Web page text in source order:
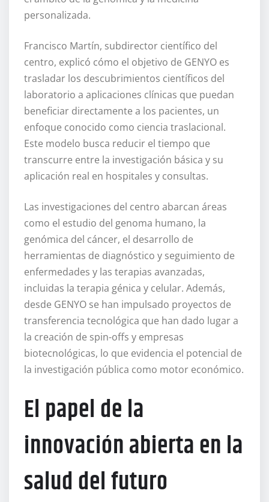
personalizada.
Francisco Martín, subdirector científico del
centro, explicó cómo el objetivo de GENYO es
trasladar los descubrimientos científicos del
laboratorio a aplicaciones clínicas que puedan
beneficiar directamente a los pacientes, un
enfoque conocido como ciencia traslacional.
Este modelo busca reducir el tiempo que
transcurre entre la investigación básica y su
aplicación real en hospitales y consultas.
Las investigaciones del centro abarcan áreas
como el estudio del genoma humano, la
genómica del cáncer, el desarrollo de
herramientas de diagnóstico y seguimiento de
enfermedades y las terapias avanzadas,
incluidas la terapia génica y celular. Además,
desde GENYO se han impulsado proyectos de
transferencia tecnológica que han dado lugar a
la creación de spin-offs y empresas
biotecnológicas, lo que evidencia el potencial de
la investigación pública como motor económico.
El papel de la
innovación abierta en la
salud del futuro